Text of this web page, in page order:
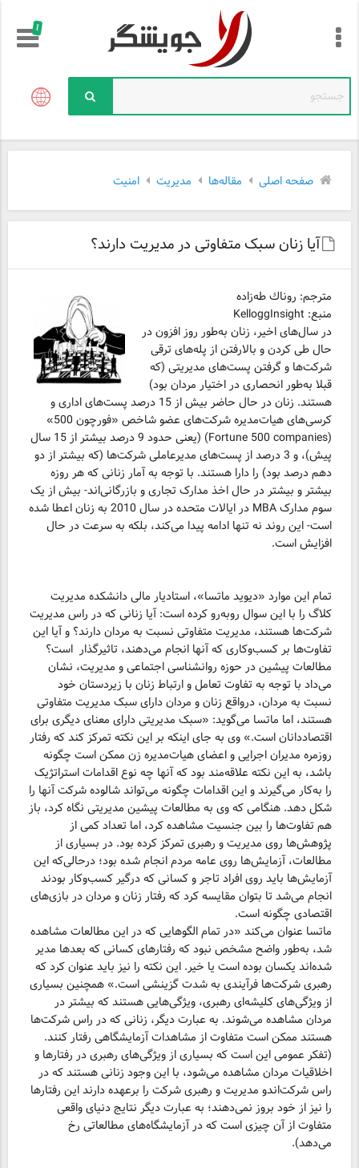
!
صفحه اصلی مقاله‌ها مدیریت امنیت
آیا زنان سبک متفاوتی در مدیریت دارند؟
مترجم: روناك طه‌زاده
منبع: KelloggInsight
در سال‌های اخیر، زنان به‌طور روز افزون در
حال طی کردن و بالارفتن از پله‌های ترقی
شرکت‌ها و گرفتن پست‌های مدیریتی (که
قبلا به‌طور انحصاری در اختیار مردان بود)
هستند. زنان در حال حاضر بیش از 15 درصد پست‌های اداری و
کرسی‌های هیات‌مدیره شرکت‌های عضو شاخص «فورچون 500»
(Fortune 500 companies) (یعنی حدود 9 درصد بیشتر از 15 سال
پیش)، و 3 درصد از پست‌های مدیرعاملی شرکت‌ها (که بیشتر از دو
دهم درصد بود) را دارا هستند. با توجه به آمار زنانی که هر روزه
بیشتر و بیشتر در حال اخذ مدارک تجاری و بازرگانی‌اند- بیش از یک
سوم مدارک MBA در ایالات متحده در سال 2010 به زنان اعطا شده
است- این روند نه تنها ادامه پیدا می‌کند، بلکه به سرعت در حال
افزایش است.
تمام این موارد «دیوید ماتسا»، استادیار مالی دانشکده مدیریت
کلاگ را با این سوال روبه‌رو کرده است: آیا زنانی که در راس مدیریت
شرکت‌ها هستند، مدیریت متفاوتی نسبت به مردان دارند؟ و آیا این
تفاوت‌ها بر کسب‌وکاری که آنها انجام می‌دهند، تاثیرگذار است؟
مطالعات پیشین در حوزه روانشناسی اجتماعی و مدیریت، نشان
می‌داد با توجه به تفاوت تعامل و ارتباط زنان با زیردستان خود
نسبت به مردان، درواقع زنان و مردان دارای سبک مدیریت متفاوتی
هستند، اما ماتسا می‌گوید: «سبک مدیریتی دارای معنای دیگری برای
اقتصاددانان است.» وی به جای اینکه بر این نکته تمرکز کند که رفتار
روزمره مدیران اجرایی و اعضای هیات‌مدیره زن ممکن است چگونه
باشد، به این نکته علاقه‌مند بود که آنها چه نوع اقدامات استراتژیک
را به‌کار می‌گیرند و این اقدامات چگونه می‌تواند شالوده شرکت آنها را
شکل دهد. هنگامی که وی به مطالعات پیشین مدیریتی نگاه کرد، باز
هم تفاوت‌ها را بین جنسیت مشاهده کرد، اما تعداد کمی از
پژوهش‌ها روی مدیریت و رهبری تمرکز کرده بود. در بسیاری از
مطالعات، آزمایش‌ها روی عامه مردم انجام شده بود؛ درحالی‌که این
آزمایش‌ها باید روی افراد تاجر و کسانی که درگیر کسب‌وکار بودند
انجام می‌شد تا بتوان مقایسه کرد که رفتار زنان و مردان در بازی‌های
اقتصادی چگونه است.
ماتسا عنوان می‌کند «در تمام الگوهایی که در این مطالعات مشاهده
شد، به‌طور واضح مشخص نبود که رفتارهای کسانی که بعدها مدیر
شده‌اند یکسان بوده است یا خیر. این نکته را نیز باید عنوان کرد که
رهبری شرکت‌ها فرآیندی به شدت گزینشی است.» همچنین بسیاری
از ویژگی‌های کلیشه‌ای رهبری، ویژگی‌هایی هستند که بیشتر در
مردان مشاهده می‌شوند. به عبارت دیگر، زنانی که در راس شرکت‌ها
هستند ممکن است متفاوت از مشاهدات آزمایشگاهی رفتار کنند.
(تفکر عمومی این است که بسیاری از ویژگی‌های رهبری در رفتارها و
اخلاقیات مردان مشاهده می‌شود، با این وجود زنانی هستند كه در
راس شرکت‌اندو مدیریت و رهبری شرکت را برعهده دارند این رفتارها
را نیز از خود بروز نمی‌دهند؛ به عبارت دیگر نتایج دنیای واقعی
متفاوت از آن چیزی است که در آزمایشگاه‌های مطالعاتی رخ
می‌دهد).